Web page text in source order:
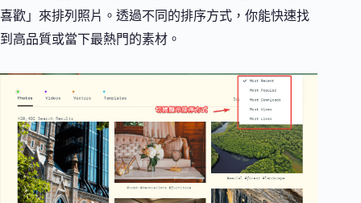
喜歡」來排列照片。透過不同的排序方式，你能快速找
到高品質或當下最熱門的素材。